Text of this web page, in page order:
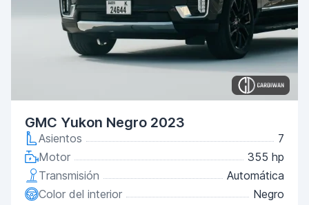
GMC Yukon Negro 2023
Asientos
7
Motor
355 hp
Transmisión
Automática
Color del interior
Negro